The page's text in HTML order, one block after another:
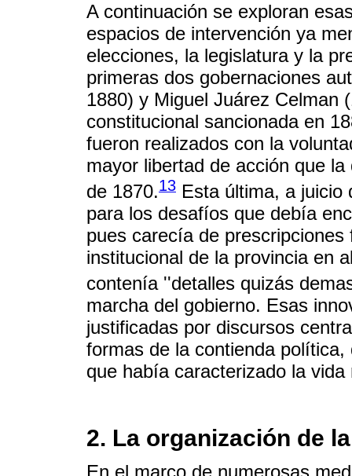
A continuación se exploran
espacios de intervención ya
elecciones, la legislatura y la
primeras dos gobernaciones
1880) y Miguel Juárez Celman
constitucional sancionada en
fueron realizados con la
mayor libertad de acción que
de 1870.13 Esta última, a juicio
para los desafíos que debía
pues carecía de
institucional de la provincia en
contenía ''detalles quizás
marcha del gobierno. Esas
justificadas por discursos
formas de la contienda
que había caracterizado la
2. La organización de